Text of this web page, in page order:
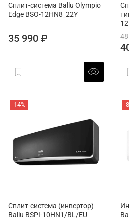
Сплит-система Ballu Olympio
Edge BSO-12HN8_22Y
35 990 ₽
-14%
Сплит-система (инвертор)
Ballu BSPI-10HN1/BL/EU
-